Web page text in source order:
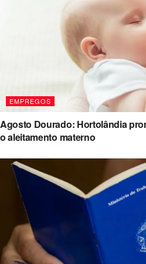
EMPREGOS
Agosto Dourado: Hortolândia
o aleitamento materno